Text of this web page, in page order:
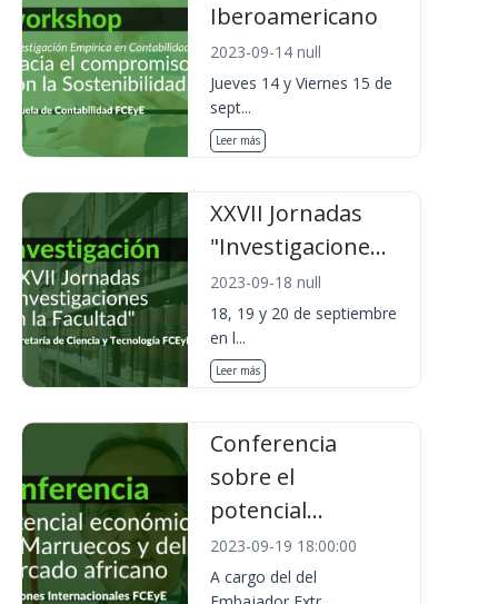
Iberoamericano
2023-09-14 null
Jueves 14 y Viernes 15 de
sept...
Leer más
XXVII Jornadas
"Investigacione...
2023-09-18 null
18, 19 y 20 de septiembre
en l...
Leer más
Conferencia
sobre el
potencial...
2023-09-19 18:00:00
A cargo del del